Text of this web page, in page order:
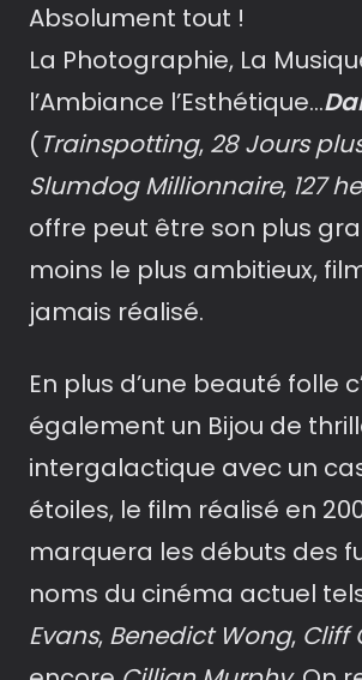
Absolument tout !
La Photographie, La
l’Ambiance l’Esthétique…
(Trainspotting, 28 Jours
Slumdog Millionnaire, 127
offre peut être son plus
moins le plus ambitieux,
jamais réalisé.
En plus d’une beauté folle
également un Bijou de
intergalactique avec un
étoiles, le film réalisé en
marquera les débuts des
noms du cinéma actuel
Evans, Benedict Wong, Cliff